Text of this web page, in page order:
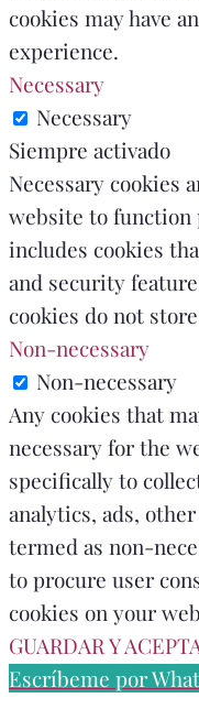
cookies may have
experience.
Necessary
Necessary
Siempre activado
Necessary cookies
website to function
includes cookies
and security
cookies do not
Non-necessary
Non-necessary
Any cookies that
necessary for the
specifically to
analytics, ads,
termed as non-
to procure user
cookies on your
GUARDAR Y
Escríbeme por